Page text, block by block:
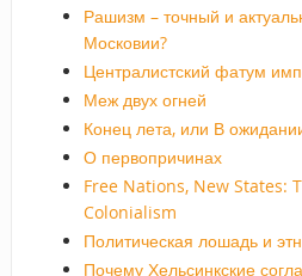
Рашизм – точный и
Московии?
Централистский фатум
Меж двух огней
Конец лета, или В
О первопричинах
Free Nations, New States:
Colonialism
Политическая лошадь и
Почему Хельсинкские